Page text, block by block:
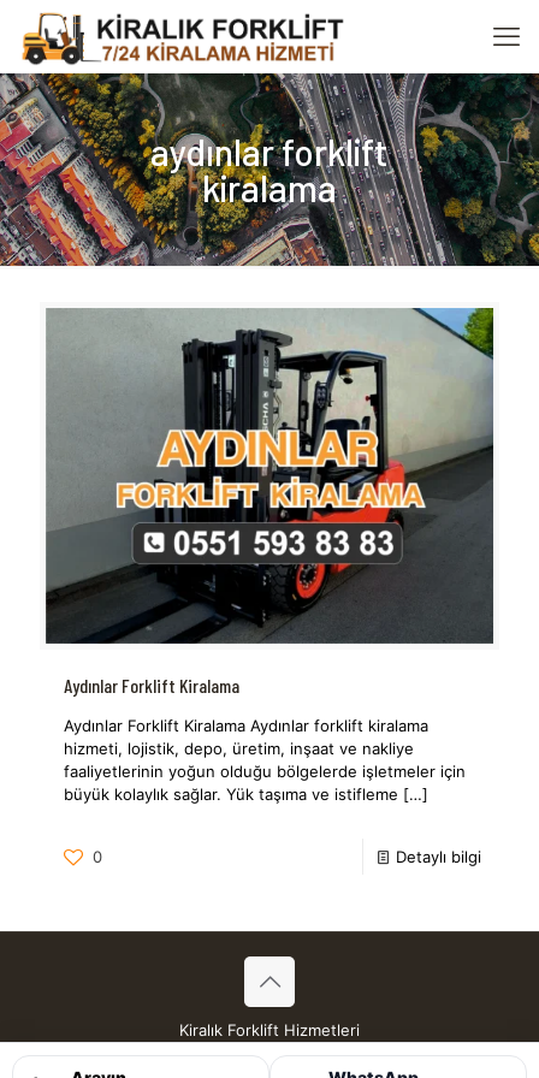
aydınlar forklift
kiralama
Aydınlar Forklift Kiralama
Aydınlar Forklift Kiralama Aydınlar forklift kiralama
hizmeti, lojistik, depo, üretim, inşaat ve nakliye
faaliyetlerinin yoğun olduğu bölgelerde işletmeler için
büyük kolaylık sağlar. Yük taşıma ve istifleme […]
0 Detaylı bilgi
Kiralık Forklift Hizmetleri
Tüm Hakları Saklıdır © 2026